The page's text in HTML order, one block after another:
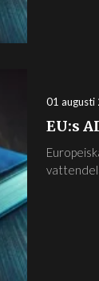
01 augusti
EU:s